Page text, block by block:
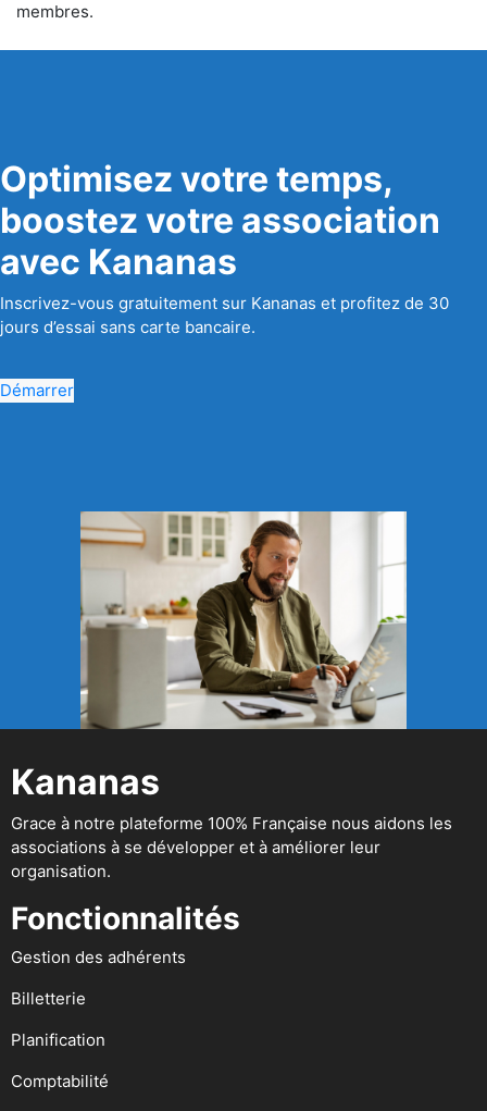
membres.
Optimisez votre temps,
boostez votre association
avec Kananas
Inscrivez-vous gratuitement sur Kananas et profitez de 30
jours d’essai sans carte bancaire.
Démarrer
Kananas
Grace à notre plateforme 100% Française nous aidons les
associations à se développer et à améliorer leur
organisation.
Fonctionnalités
Gestion des adhérents
Billetterie
Planification
Comptabilité